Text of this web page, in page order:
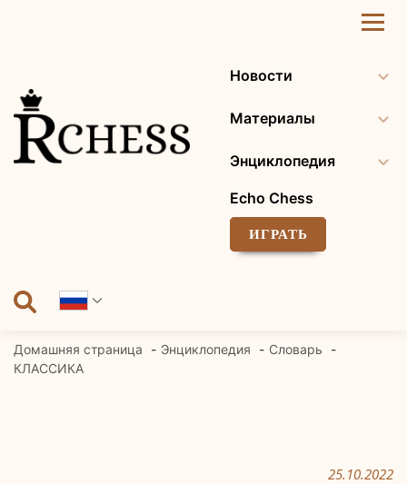
Новости
Материалы
Энциклопедия
Echo Chess
ИГРАТЬ
Домашняя страница Энциклопедия
Словарь
КЛАССИКА
25.10.2022